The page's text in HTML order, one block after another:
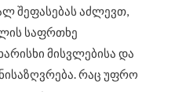
შეფასებას აძლევთ,
საფრთხე
მისვლებისა და
რაც უფრო